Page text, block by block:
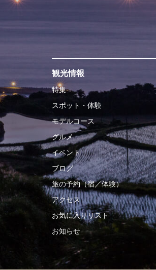
観光情報
特集
スポット・体験
モデルコース
グルメ
イベント
ブログ
旅の予約（宿／体験）
アクセス
お気に入りリスト
お知らせ